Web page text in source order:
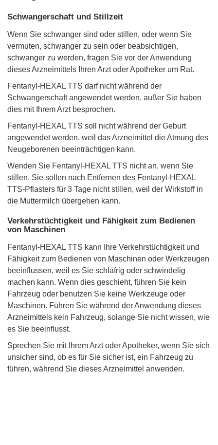
Schwangerschaft und Stillzeit
Wenn Sie schwanger sind oder stillen, oder wenn Sie
vermuten, schwanger zu sein oder beabsichtigen,
schwanger zu werden, fragen Sie vor der Anwendung
dieses Arzneimittels Ihren Arzt oder Apotheker um Rat.
Fentanyl-HEXAL TTS darf nicht während der
Schwangerschaft angewendet werden, außer Sie haben
dies mit Ihrem Arzt besprochen.
Fentanyl-HEXAL TTS soll nicht während der Geburt
angewendet werden, weil das Arzneimittel die Atmung des
Neugeborenen beeinträchtigen kann.
Wenden Sie Fentanyl-HEXAL TTS nicht an, wenn Sie
stillen. Sie sollen nach Entfernen des Fentanyl-HEXAL
TTS-Pflasters für 3 Tage nicht stillen, weil der Wirkstoff in
die Muttermilch übergehen kann.
Verkehrstüchtigkeit und Fähigkeit zum Bedienen
von Maschinen
Fentanyl-HEXAL TTS kann Ihre Verkehrstüchtigkeit und
Fähigkeit zum Bedienen von Maschinen oder Werkzeugen
beeinflussen, weil es Sie schläfrig oder schwindelig
machen kann. Wenn dies geschieht, führen Sie kein
Fahrzeug oder benutzen Sie keine Werkzeuge oder
Maschinen. Führen Sie während der Anwendung dieses
Arzneimittels kein Fahrzeug, solange Sie nicht wissen, wie
es Sie beeinflusst.
Sprechen Sie mit Ihrem Arzt oder Apotheker, wenn Sie sich
unsicher sind, ob es für Sie sicher ist, ein Fahrzeug zu
führen, während Sie dieses Arzneimittel anwenden.